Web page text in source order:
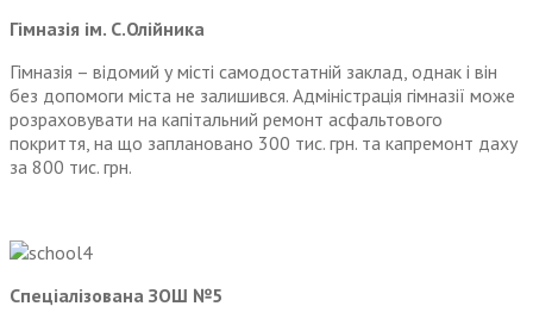
Гімназія ім. С.Олійника
Гімназія – відомий у місті самодостатній заклад, однак і він
без допомоги міста не залишився. Адміністрація гімназії може
розраховувати на капітальний ремонт асфальтового
покриття, на що заплановано 300 тис. грн. та капремонт даху
за 800 тис. грн.
Спеціалізована ЗОШ №5